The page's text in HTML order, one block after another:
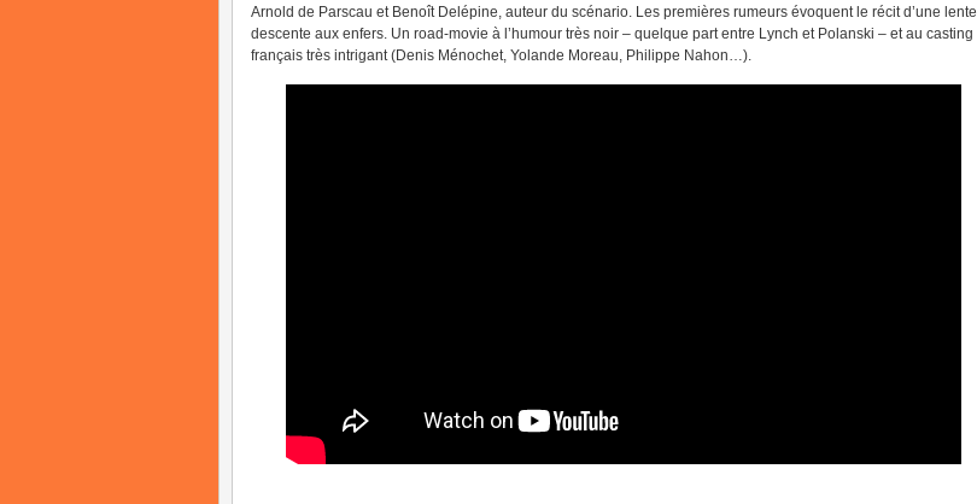
Arnold de Parscau et Benoît Delépine, auteur du scénario. Les premières rumeurs évoquent le récit d’une lente
descente aux enfers. Un road-movie à l’humour très noir – quelque part entre Lynch et Polanski – et au casting
français très intrigant (Denis Ménochet, Yolande Moreau, Philippe Nahon…).